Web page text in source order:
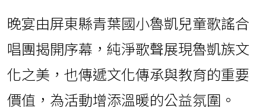
晚宴由屏東縣青葉國小魯凱兒童歌謠合
唱團揭開序幕，純淨歌聲展現魯凱族文
化之美，也傳遞文化傳承與教育的重要
價值，為活動增添溫暖的公益氛圍。